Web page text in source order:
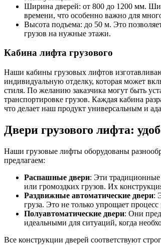
Ширина дверей: от 800 до 1200 мм.
времени, что особенно важно для
Высота подъема: до 50 м. Это
грузов на нужные этажи.
Кабина лифта грузового
Наши кабины грузовых лифтов
индивидуальную отделку, которая может
стиля. По желанию заказчика могут быть
транспортировке грузов. Каждая кабина
что делает наш продукт универсальным и
Двери грузового лифта:
Наши грузовые лифты оборудованы
предлагаем:
Распашные двери: Эти
или громоздких грузов. Их
Раздвижные автоматические двери:
груза. Это не только упрощает
Полуавтоматические двери: Они
идеальными для ситуаций, когда
Все конструкции дверей соответствуют